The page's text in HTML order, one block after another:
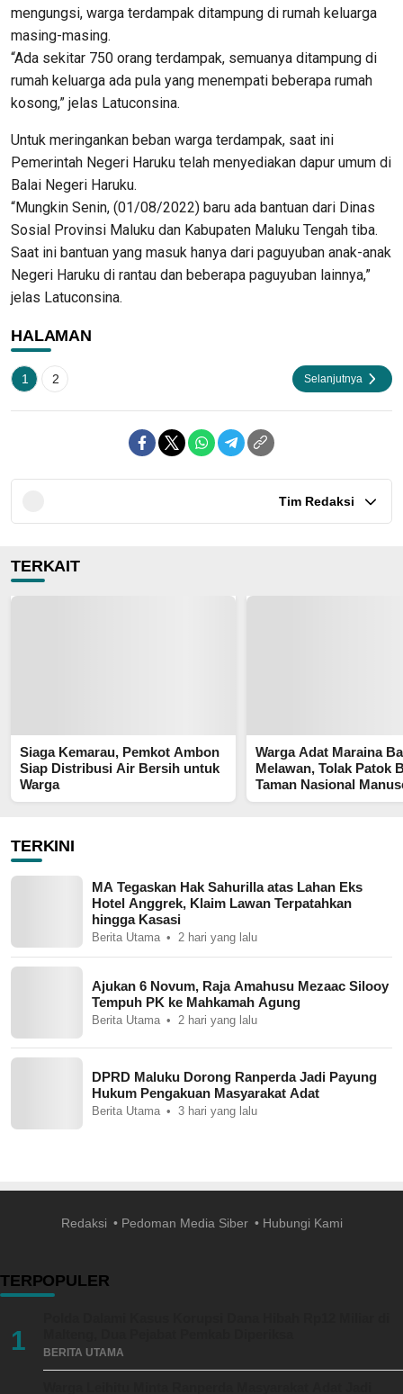
mengungsi, warga terdampak ditampung di rumah keluarga
masing-masing.
“Ada sekitar 750 orang terdampak, semuanya ditampung di
rumah keluarga ada pula yang menempati beberapa rumah
kosong,” jelas Latuconsina.
Untuk meringankan beban warga terdampak, saat ini
Pemerintah Negeri Haruku telah menyediakan dapur umum di
Balai Negeri Haruku.
“Mungkin Senin, (01/08/2022) baru ada bantuan dari Dinas
Sosial Provinsi Maluku dan Kabupaten Maluku Tengah tiba.
Saat ini bantuan yang masuk hanya dari paguyuban anak-anak
Negeri Haruku di rantau dan beberapa paguyuban lainnya,”
jelas Latuconsina.
HALAMAN
1 2 Selanjutnya
Tim Redaksi
TERKAIT
Siaga Kemarau, Pemkot Ambon
Siap Distribusi Air Bersih untuk
Warga
Warga Adat Maraina
Melawan, Tolak Patok
Taman Nasional
Ancam Ruang Hidup
TERKINI
MA Tegaskan Hak Sahurilla atas Lahan Eks
Hotel Anggrek, Klaim Lawan Terpatahkan
hingga Kasasi
Berita Utama 2 hari yang lalu
Ajukan 6 Novum, Raja Amahusu Mezaac Silooy
Tempuh PK ke Mahkamah Agung
Berita Utama 2 hari yang lalu
DPRD Maluku Dorong Ranperda Jadi Payung
Hukum Pengakuan Masyarakat Adat
Berita Utama 3 hari yang lalu
Redaksi Pedoman Media Siber Hubungi Kami
TERPOPULER
1 BERITA UTAMA